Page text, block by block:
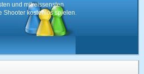
und mitreissensten
Shooter kostenlos spielen.